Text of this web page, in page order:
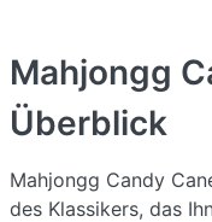
Mahjongg
Überblick
Mahjongg Candy
des Klassikers, das